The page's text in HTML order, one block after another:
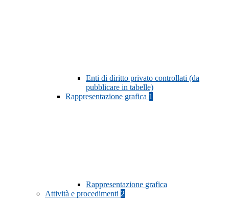
Enti di diritto privato controllati (da
pubblicare in tabelle)
Rappresentazione grafica 1
Rappresentazione grafica
Attività e procedimenti 2